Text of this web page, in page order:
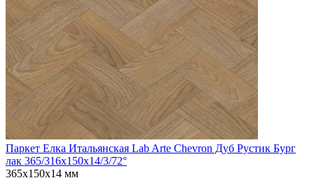
Паркет Елка Итальянская Lab Arte Chevron Дуб Рустик Бург
лак 365/316х150х14/3/72°
365х150х14 мм